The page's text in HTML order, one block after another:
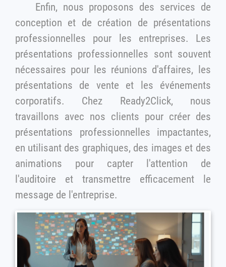
Enfin, nous proposons des services de
conception et de création de présentations
professionnelles pour les entreprises. Les
présentations professionnelles sont souvent
nécessaires pour les réunions d'affaires, les
présentations de vente et les événements
corporatifs. Chez Ready2Click, nous
travaillons avec nos clients pour créer des
présentations professionnelles impactantes,
en utilisant des graphiques, des images et des
animations pour capter l'attention de
l'auditoire et transmettre efficacement le
message de l'entreprise.